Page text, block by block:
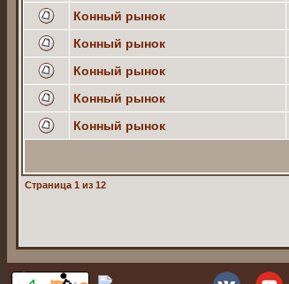
Конный рынок
Конный рынок
Конный рынок
Конный рынок
Конный рынок
Страница 1 из 12